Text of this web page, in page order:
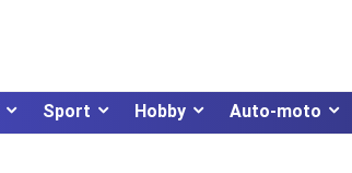
Sport Hobby Auto-moto